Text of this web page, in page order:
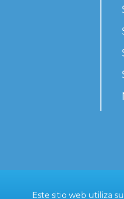
Este sitio web utiliza